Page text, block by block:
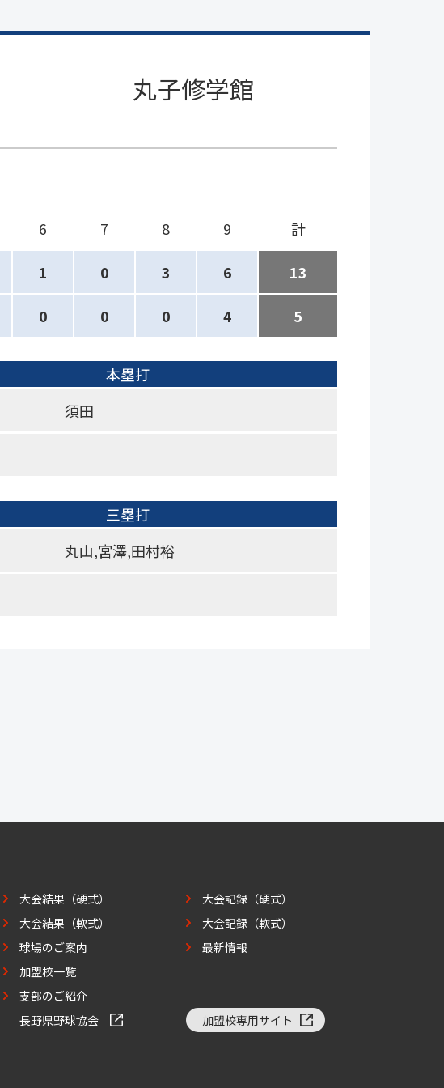
丸子修学館
6 7 8 9 計
1 0 3 6 13
0 0 0 4 5
本塁打
須田
三塁打
丸山,宮澤,田村裕
大会結果（硬式）
大会結果（軟式）
球場のご案内
加盟校一覧
支部のご紹介
大会記録（硬式）
大会記録（軟式）
最新情報
長野県野球協会 加盟校専用サイト